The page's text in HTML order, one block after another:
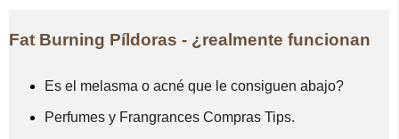
Fat Burning Píldoras - ¿realmente funcionan
Es el melasma o acné que le consiguen abajo?
Perfumes y Frangrances Compras Tips.